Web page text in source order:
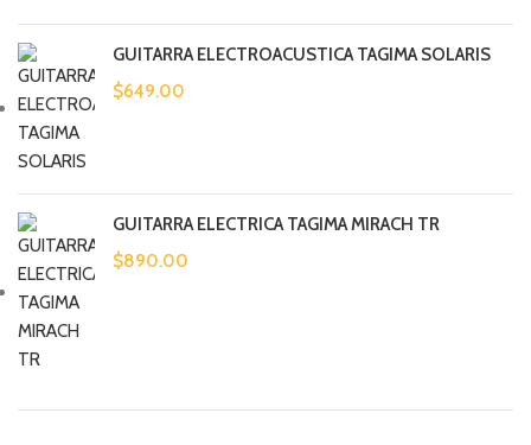
GUITARRA ELECTROACUSTICA TAGIMA SOLARIS
$649.00
GUITARRA ELECTRICA TAGIMA MIRACH TR
$890.00